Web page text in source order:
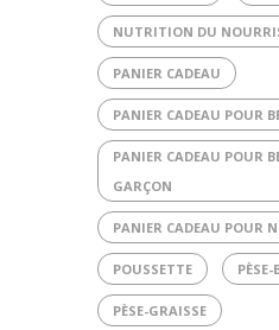
NUTRITION DU
PANIER CADEAU
PANIER CADEAU POUR
PANIER CADEAU POUR
GARÇON
PANIER CADEAU POUR
POUSSETTE PÈSE-
PÈSE-GRAISSE